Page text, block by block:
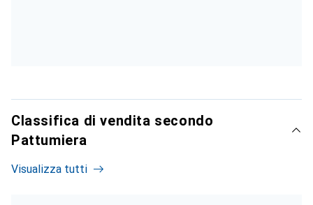
Classifica di vendita secondo
Pattumiera
Visualizza tutti